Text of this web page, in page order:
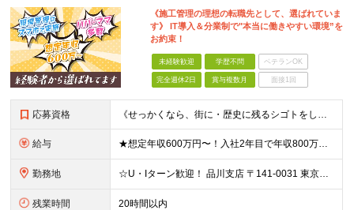
《施工管理の理想の転職先として、選ばれていま
す》 IT導入＆分業制で"本当に働きやすい環境”を
お約束！
未経験歓迎 学歴不問 ベテランOK
完全週休2日 賞与複数月 面接1回
応募資格 《せっかくなら、街に・歴史に残るシゴトをしませんか？》 ☆今までの雇用形態・転職回数は一切不問！ ◆普通自動車免許（AT限定可）をお持ちの方 ◆未経験・第二新卒OK・学歴不問 ★こんな方にピッタリ★
給与 ★想定年収600万円〜！入社2年目で年収800万円の実績あり ★経験者の方は月給30万円以上＆前給保証！ 月給27万円〜＋各種手当＋賞与年2回 ※これまでのご経験やスキルに応じて加給・優遇いたします
勤務地 ☆U・Iターン歓迎！ 品川支店 〒141-0031 東京都品川区西五反田8-1-14 最勝ビル 11F 横浜支店 〒141-0031 東京都品川区西五反田8-1-14 最勝ビル 11F 新潟支店
残業時間 20時間以内